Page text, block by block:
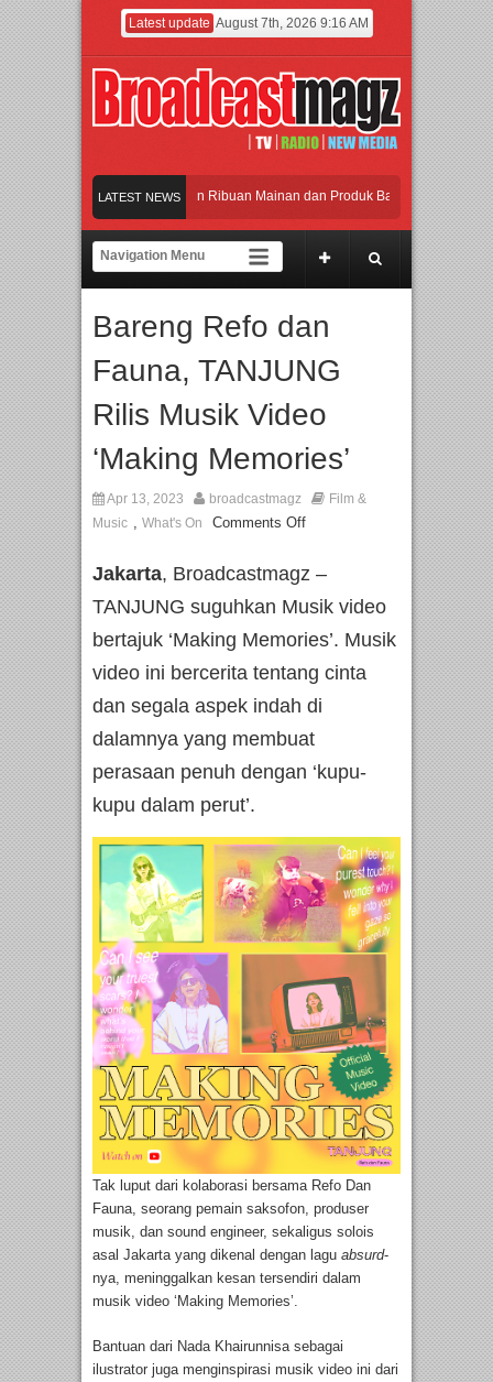
Latest update August 7th, 2026 9:16 AM
LATEST NEWS
Meramaikan Jakarta dengan Ribuan Mainan dan Produk Bayi dari Seluruh Dunia,
Menjadi Gerbang Inovasi dan Peluang Bisnis Industri Gifts dan Housewares Asia
Rayakan Perpaduan Warisan Dan Semangat Lokal, BIRKENSTOCK INDONESIA
Meramaikan Jakarta dengan Ribuan Mainan dan Produk Bayi dari Seluruh Dunia,
Bareng Refo dan
Fauna, TANJUNG
Rilis Musik Video
‘Making Memories’
Apr 13, 2023 broadcastmagz
Film &
Music , What's On Comments Off
Jakarta, Broadcastmagz –
TANJUNG suguhkan Musik video
bertajuk ‘Making Memories’. Musik
video ini bercerita tentang cinta
dan segala aspek indah di
dalamnya yang membuat
perasaan penuh dengan ‘kupu-
kupu dalam perut’.
Tak luput dari kolaborasi bersama Refo Dan
Fauna, seorang pemain saksofon, produser
musik, dan sound engineer, sekaligus solois
asal Jakarta yang dikenal dengan lagu absurd-
nya, meninggalkan kesan tersendiri dalam
musik video ‘Making Memories’.
Bantuan dari Nada Khairunnisa sebagai
ilustrator juga menginspirasi musik video ini dari